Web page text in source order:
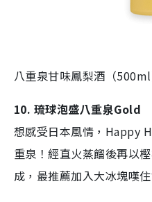
八重泉甘味鳳梨酒（500ml
10. 琉球泡盛八重泉Gold
想感受日本風情，Happy
重泉！經直火蒸餾後再以
成，最推薦加入大冰塊嘆住